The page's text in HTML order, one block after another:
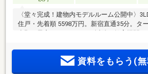
〈堂々完成！建物内モデルルーム公開中〉
住戸・先着順 5598万円。新宿直通35分。タ
は平置中心/全122台分確保(月額4000円～)
資料をもらう(